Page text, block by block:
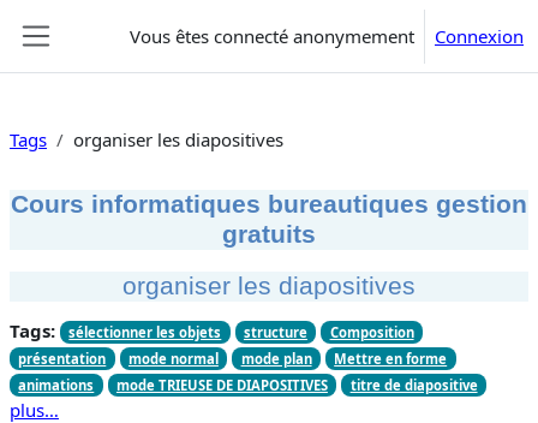
Vous êtes connecté anonymement Connexion
Tags organiser les diapositives
Cours informatiques bureautiques gestion
gratuits
organiser les diapositives
Tags: sélectionner les objets structure
Composition
présentation
mode normal mode plan
Mettre en forme
animations
mode TRIEUSE DE DIAPOSITIVES titre de diapositive
plus…